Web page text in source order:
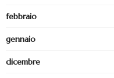
febbraio
gennaio
dicembre